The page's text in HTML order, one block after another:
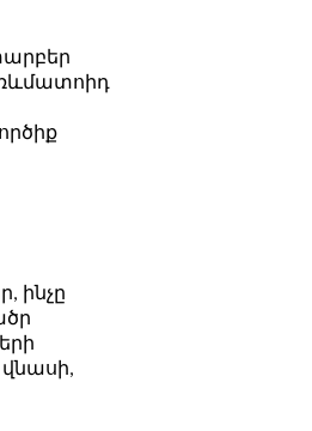
ռևմատոիդ
ինչը
վնասի,